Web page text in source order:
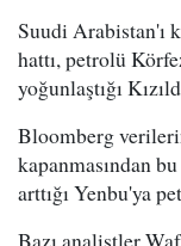
Suudi Arabistan'ı
hattı, petrolü
yoğunlaştığı
Bloomberg
kapanmasından
arttığı Yenbu'ya